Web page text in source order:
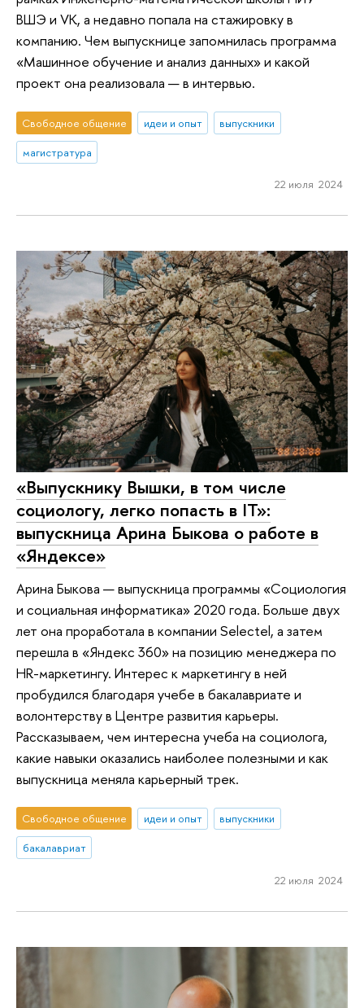
ВШЭ и VK, а недавно попала на стажировку в
компанию. Чем выпускнице запомнилась программа
«Машинное обучение и анализ данных» и какой
проект она реализовала — в интервью.
Свободное общение идеи и опыт
выпускники
магистратура
22 июля 2024
«Выпускнику Вышки, в том числе
социологу, легко попасть в IT»:
выпускница Арина Быкова о работе в
«Яндексе»
Арина Быкова — выпускница программы «Социология
и социальная информатика» 2020 года. Больше двух
лет она проработала в компании Selectel, а затем
перешла в «Яндекс 360» на позицию менеджера по
HR-маркетингу. Интерес к маркетингу в ней
пробудился благодаря учебе в бакалавриате и
волонтерству в Центре развития карьеры.
Рассказываем, чем интересна учеба на социолога,
какие навыки оказались наиболее полезными и как
выпускница меняла карьерный трек.
Свободное общение идеи и опыт
выпускники
бакалавриат
22 июля 2024